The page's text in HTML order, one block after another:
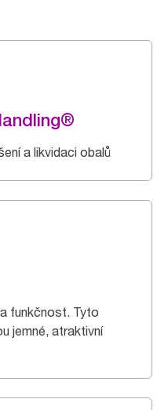
a likvidaci obalů
funkčnost. Tyto
jemné, atraktivní